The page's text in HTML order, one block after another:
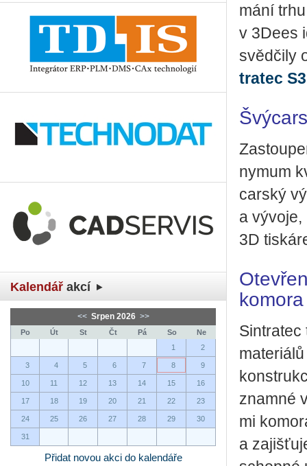
Kalendář akcí
<< Srpen 2026 >>
Po Út St Čt Pá So
Ne
1
2
3 4 5 6 7 8 9
10 11 12 13 14 15 16
17 18 19 20 21 22 23
24 25 26 27 28 29 30
31
Přidat novou akci do kalendáře
má­ní
v 3Dees
svěd­či­ly
tra­tec S3
ny­mum
car­ský
a vý­vo­je,
3D
komora
znam­né
mi
a